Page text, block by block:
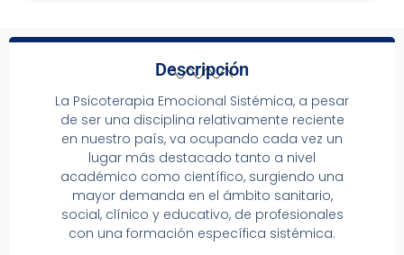
Descripción
La Psicoterapia Emocional Sistémica, a pesar
de ser una disciplina relativamente reciente
en nuestro país, va ocupando cada vez un
lugar más destacado tanto a nivel
académico como científico, surgiendo una
mayor demanda en el ámbito sanitario,
social, clínico y educativo, de profesionales
con una formación específica sistémica.